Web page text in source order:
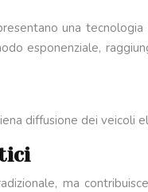
una
esponenziale,
diffusione dei veicoli
ma